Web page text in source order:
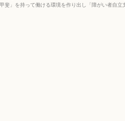
斐」を持って働ける環境を作り出し「障がい者自立